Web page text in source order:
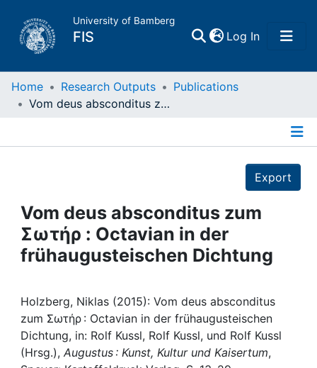
University of Bamberg
FIS Log In(current)
Home
Projects
People
Awards
My FIS
Home Research Outputs
Publications
Vom deus absconditus zum Σωτήρ : Octavian in der frühaugusteischen Dichtung
Export
Vom deus absconditus zum
Σωτήρ : Octavian in der
frühaugusteischen Dichtung
Holzberg, Niklas (2015): Vom deus absconditus
zum Σωτήρ : Octavian in der frühaugusteischen
Dichtung, in: Rolf Kussl, Rolf Kussl, und Rolf Kussl
(Hrsg.), Augustus : Kunst, Kultur und Kaisertum,